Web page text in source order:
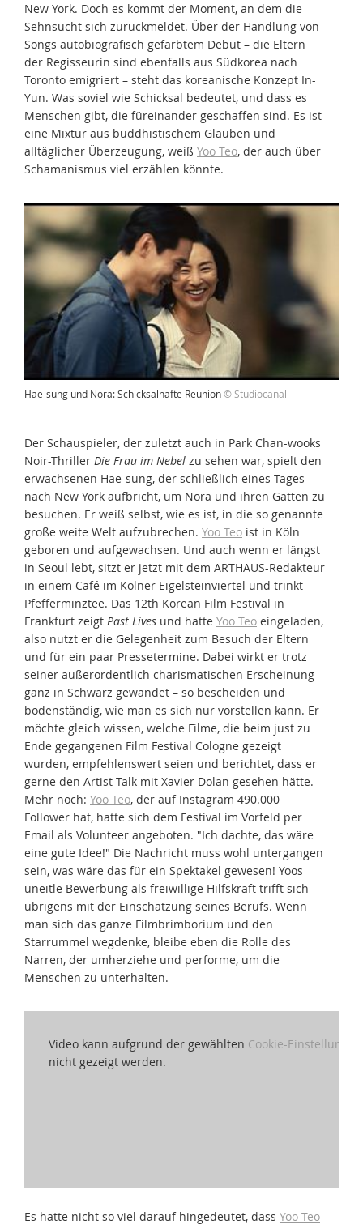
New York. Doch es kommt der Moment, an dem die
Sehnsucht sich zurückmeldet. Über der Handlung von
Songs autobiografisch gefärbtem Debüt – die Eltern
der Regisseurin sind ebenfalls aus Südkorea nach
Toronto emigriert – steht das koreanische Konzept In-
Yun. Was soviel wie Schicksal bedeutet, und dass es
Menschen gibt, die füreinander geschaffen sind. Es ist
eine Mixtur aus buddhistischem Glauben und
alltäglicher Überzeugung, weiß Yoo Teo, der auch über
Schamanismus viel erzählen könnte.
Hae-sung und Nora: Schicksalhafte Reunion© Studiocanal
Der Schauspieler, der zuletzt auch in Park Chan-wooks
Noir-Thriller Die Frau im Nebel zu sehen war, spielt den
erwachsenen Hae-sung, der schließlich eines Tages
nach New York aufbricht, um Nora und ihren Gatten zu
besuchen. Er weiß selbst, wie es ist, in die so genannte
große weite Welt aufzubrechen. Yoo Teo ist in Köln
geboren und aufgewachsen. Und auch wenn er längst
in Seoul lebt, sitzt er jetzt mit dem ARTHAUS-Redakteur
in einem Café im Kölner Eigelsteinviertel und trinkt
Pfefferminztee. Das 12th Korean Film Festival in
Frankfurt zeigt Past Lives und hatte Yoo Teo eingeladen,
also nutzt er die Gelegenheit zum Besuch der Eltern
und für ein paar Pressetermine. Dabei wirkt er trotz
seiner außerordentlich charismatischen Erscheinung –
ganz in Schwarz gewandet – so bescheiden und
bodenständig, wie man es sich nur vorstellen kann. Er
möchte gleich wissen, welche Filme, die beim just zu
Ende gegangenen Film Festival Cologne gezeigt
wurden, empfehlenswert seien und berichtet, dass er
gerne den Artist Talk mit Xavier Dolan gesehen hätte.
Mehr noch: Yoo Teo, der auf Instagram 490.000
Follower hat, hatte sich dem Festival im Vorfeld per
Email als Volunteer angeboten. "Ich dachte, das wäre
eine gute Idee!" Die Nachricht muss wohl untergangen
sein, was wäre das für ein Spektakel gewesen! Yoos
uneitle Bewerbung als freiwillige Hilfskraft trifft sich
übrigens mit der Einschätzung seines Berufs. Wenn
man sich das ganze Filmbrimborium und den
Starrummel wegdenke, bleibe eben die Rolle des
Narren, der umherziehe und performe, um die
Menschen zu unterhalten.
Video kann aufgrund der gewählten Cookie-Einstellungen
nicht gezeigt werden.
Es hatte nicht so viel darauf hingedeutet, dass Yoo Teo